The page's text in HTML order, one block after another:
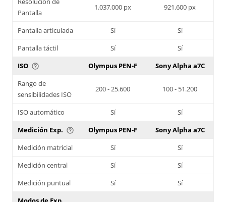
Pantalla
1.037.000 px 921.600 px
Pantalla articulada Sí
Sí
Pantalla táctil
Sí
Sí
ISO help_outline Olympus PEN-F
Sony Alpha a7C
Rango de
sensibilidades ISO
200 - 25.600 100 - 51.200
ISO automático Sí
Sí
Medición Exp. help_outline Olympus PEN-F
Sony Alpha a7C
Medición matricial
Sí
Sí
Medición central
Sí
Sí
Medición puntual
Sí
Sí